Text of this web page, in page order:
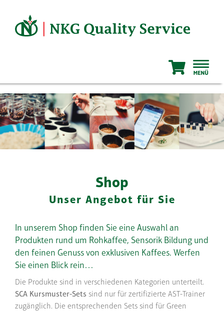
springen
Shop
Unser Angebot für Sie
In unserem Shop finden Sie eine Auswahl an
Produkten rund um Rohkaffee, Sensorik Bildung und
den feinen Genuss von exklusiven Kaffees. Werfen
Sie einen Blick rein…
Die Produkte sind in verschiedenen Kategorien unterteilt.
SCA Kursmuster-Sets sind nur für zertifizierte AST-Trainer
zugänglich. Die entsprechenden Sets sind für Green